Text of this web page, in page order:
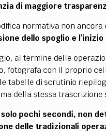
di maggiore
normativa non
dello spoglio e
al termine delle
fotografa con il proprio
tabelle di scrutinio
della stessa trascrizione
pochi secondi, non
delle tradizionali